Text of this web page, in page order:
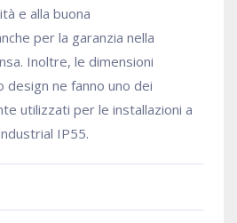
e alla buona
per la garanzia nella
Inoltre, le dimensioni
ne fanno uno dei
utilizzati per le installazioni a
IP55.